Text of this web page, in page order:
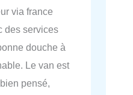
via france
des services
douche à
Le van est
pensé,